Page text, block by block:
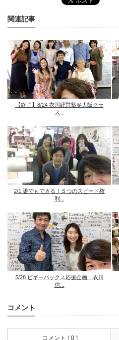
関連記事
【終了】8/24 衣川経営塾＠大阪クラ
ス...
2/1 誰でもできる！５つのスピード権
利...
5/28 ピギーバックス応援企画 衣川
信...
コメント
コメント ( 0 )